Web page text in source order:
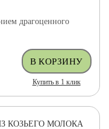
драгоценного
Купить в 1 клик
КОЗЬЕГО МОЛОКА